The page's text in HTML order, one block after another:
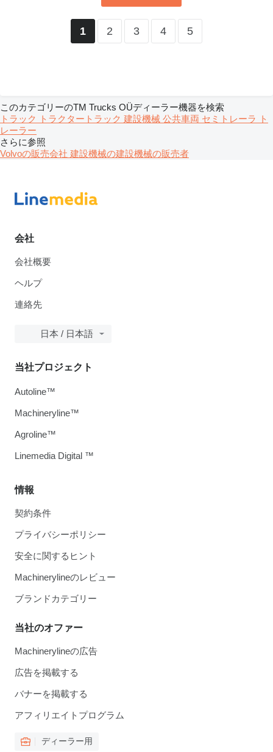
1 2 3 4 5
このカテゴリーのTM Trucks OÜディーラー機器を検索
トラック
トラクタートラック 建設機械 公共車両 セミトレーラ
ト
レーラー
さらに参照
Volvoの販売会社 建設機械の建設機械の販売者
会社
会社概要
ヘルプ
連絡先
日本 / 日本語
情報
契約条件
プライバシーポリシー
安全に関するヒント
Machinerylineのレビュー
ブランドカテゴリー
当社のオファー
Machinerylineの広告
広告を掲載する
バナーを掲載する
アフィリエイトプログラム
ディーラー用
当社プロジェクト
Autoline™
Machineryline™
Agroline™
Linemedia Digital ™